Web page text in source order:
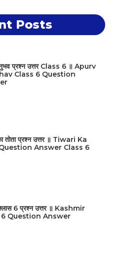
Posts
प्रश्न उत्तर Class 6 ॥ Apurv
Class 6 Question
का तोता प्रश्न उत्तर ॥ Tiwari Ka
Answer Class 6
6 प्रश्न उत्तर ॥ Kashmir
6 Question Answer